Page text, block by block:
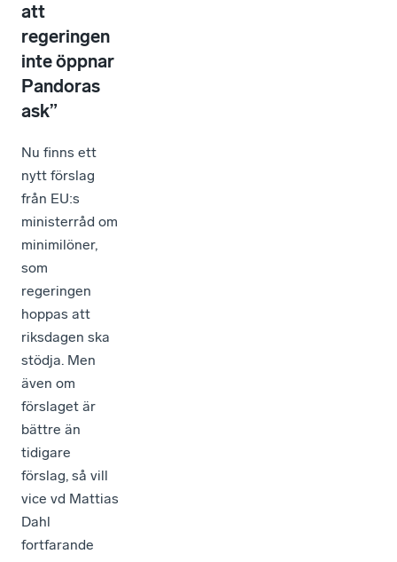
att
regeringen
inte öppnar
Pandoras
ask”
Nu finns ett
nytt förslag
från EU:s
ministerråd om
minimilöner,
som
regeringen
hoppas att
riksdagen ska
stödja. Men
även om
förslaget är
bättre än
tidigare
förslag, så vill
vice vd Mattias
Dahl
fortfarande